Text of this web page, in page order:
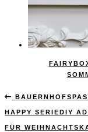
APPY SERIE DIY
FÜR